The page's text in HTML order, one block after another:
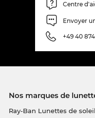
Centre
Envoyer
+49 40
Nos marques de
Ray-Ban Lunettes de soleil